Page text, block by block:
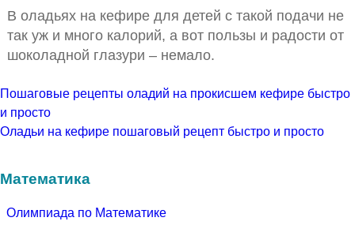
В оладьях на кефире для детей с такой подачи не
так уж и много калорий, а вот пользы и радости от
шоколадной глазури – немало.
Пошаговые рецепты оладий на прокисшем кефире быстро
и просто
Оладьи на кефире пошаговый рецепт быстро и просто
Математика
Олимпиада по Математике